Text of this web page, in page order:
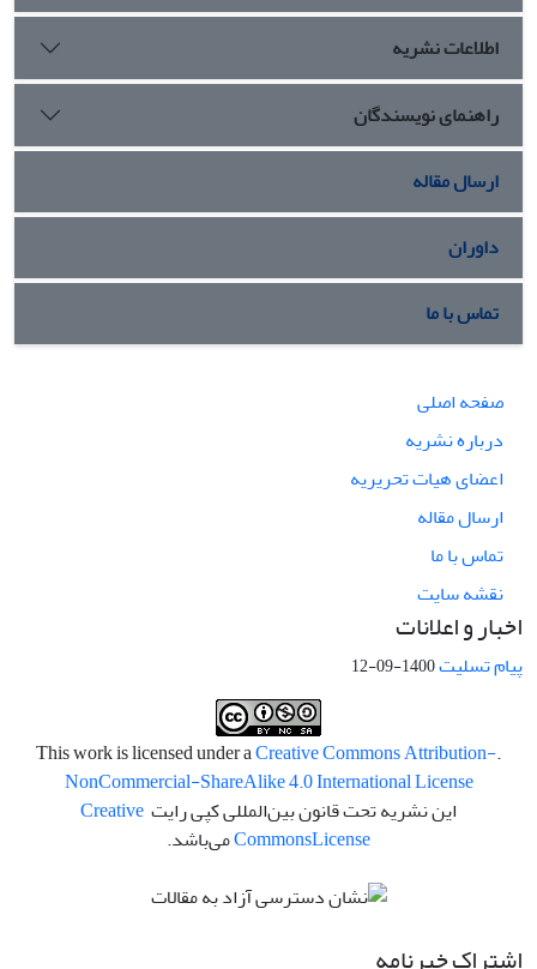
اطلاعات نشریه
راهنمای نویسندگان
ارسال مقاله
داوران
تماس با ما
صفحه اصلی
درباره نشریه
اعضای هیات تحریریه
ارسال مقاله
تماس با ما
نقشه سایت
اخبار و اعلانات
پیام تسلیت1400-09-12
.This work is licensed under a
Creative Commons Attribution-
NonCommercial-ShareAlike 4.0 International License
این نشریه تحت قانون بین‌المللی کپی رایت Creative
CommonsLicense می‌باشد.